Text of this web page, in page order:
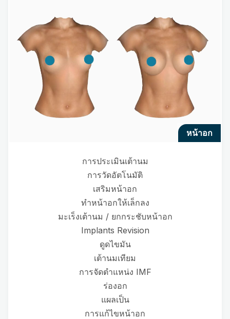
หน้าอก
การประเมินเต้านม
การวัดอัตโนมัติ
เสริมหน้าอก
ทำหน้าอกให้เล็กลง
มะเร็งเต้านม / ยกกระชับหน้าอก
Implants Revision
ดูดไขมัน
เต้านมเทียม
การจัดตำแหน่ง IMF
ร่องอก
แผลเป็น
การแก้ไขหน้าอก